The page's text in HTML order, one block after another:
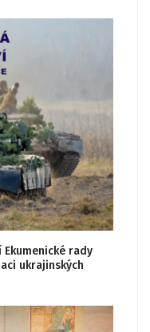
rady
ukrajinských